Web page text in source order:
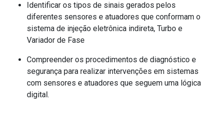
Identificar os tipos de sinais gerados pelos
diferentes sensores e atuadores que conformam o
sistema de injeção eletrônica indireta, Turbo e
Variador de Fase
Compreender os procedimentos de diagnóstico e
segurança para realizar intervenções em sistemas
com sensores e atuadores que seguem uma lógica
digital.